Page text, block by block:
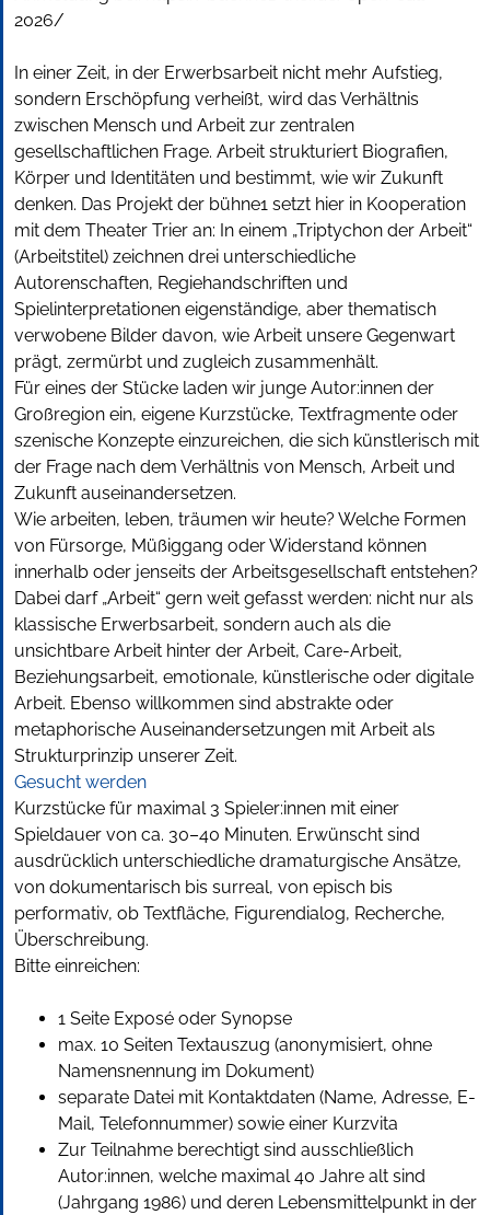
2026/
In einer Zeit, in der Erwerbsarbeit nicht mehr Aufstieg,
sondern Erschöpfung verheißt, wird das Verhältnis
zwischen Mensch und Arbeit zur zentralen
gesellschaftlichen Frage. Arbeit strukturiert Biografien,
Körper und Identitäten und bestimmt, wie wir Zukunft
denken. Das Projekt der bühne1 setzt hier in Kooperation
mit dem Theater Trier an: In einem „Triptychon der Arbeit“
(Arbeitstitel) zeichnen drei unterschiedliche
Autorenschaften, Regiehandschriften und
Spielinterpretationen eigenständige, aber thematisch
verwobene Bilder davon, wie Arbeit unsere Gegenwart
prägt, zermürbt und zugleich zusammenhält.
Für eines der Stücke laden wir junge Autor:innen der
Großregion ein, eigene Kurzstücke, Textfragmente oder
szenische Konzepte einzureichen, die sich künstlerisch mit
der Frage nach dem Verhältnis von Mensch, Arbeit und
Zukunft auseinandersetzen.
Wie arbeiten, leben, träumen wir heute? Welche Formen
von Fürsorge, Müßiggang oder Widerstand können
innerhalb oder jenseits der Arbeitsgesellschaft entstehen?
Dabei darf „Arbeit“ gern weit gefasst werden: nicht nur als
klassische Erwerbsarbeit, sondern auch als die
unsichtbare Arbeit hinter der Arbeit, Care-Arbeit,
Beziehungsarbeit, emotionale, künstlerische oder digitale
Arbeit. Ebenso willkommen sind abstrakte oder
metaphorische Auseinandersetzungen mit Arbeit als
Strukturprinzip unserer Zeit.
Gesucht werden
Kurzstücke für maximal 3 Spieler:innen mit einer
Spieldauer von ca. 30–40 Minuten. Erwünscht sind
ausdrücklich unterschiedliche dramaturgische Ansätze,
von dokumentarisch bis surreal, von episch bis
performativ, ob Textfläche, Figurendialog, Recherche,
Überschreibung.
Bitte einreichen:
1 Seite Exposé oder Synopse
max. 10 Seiten Textauszug (anonymisiert, ohne
Namensnennung im Dokument)
separate Datei mit Kontaktdaten (Name, Adresse, E-
Mail, Telefonnummer) sowie einer Kurzvita
Zur Teilnahme berechtigt sind ausschließlich
Autor:innen, welche maximal 40 Jahre alt sind
(Jahrgang 1986) und deren Lebensmittelpunkt in der